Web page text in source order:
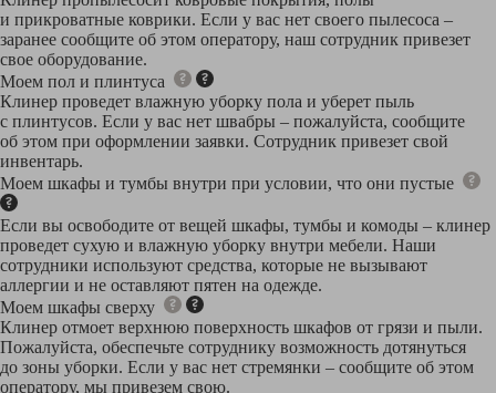
и прикроватные коврики. Если у вас нет своего пылесоса –
заранее сообщите об этом оператору, наш сотрудник привезет
свое оборудование.
Моем пол и плинтуса
Клинер проведет влажную уборку пола и уберет пыль
с плинтусов. Если у вас нет швабры – пожалуйста, сообщите
об этом при оформлении заявки. Сотрудник привезет свой
инвентарь.
Моем шкафы и тумбы внутри при условии, что они пустые
Если вы освободите от вещей шкафы, тумбы и комоды – клинер
проведет сухую и влажную уборку внутри мебели. Наши
сотрудники используют средства, которые не вызывают
аллергии и не оставляют пятен на одежде.
Моем шкафы сверху
Клинер отмоет верхнюю поверхность шкафов от грязи и пыли.
Пожалуйста, обеспечьте сотруднику возможность дотянуться
до зоны уборки. Если у вас нет стремянки – сообщите об этом
оператору, мы привезем свою.